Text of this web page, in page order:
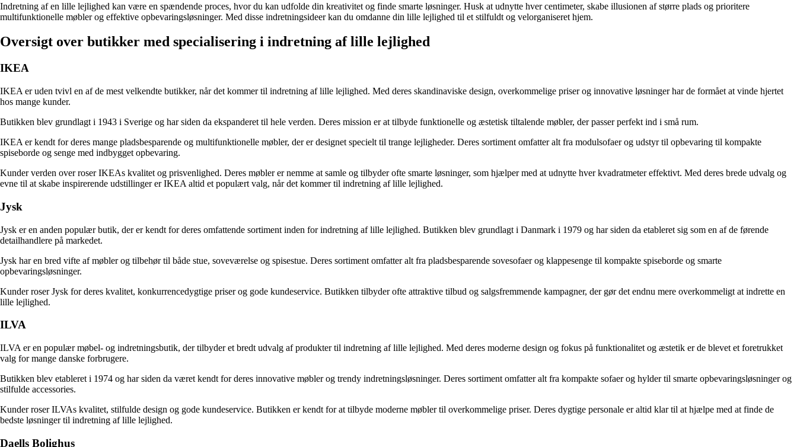
Indretning af en lille lejlighed kan være en spændende proces, hvor du kan udfolde din kreativitet og finde smarte løsninger. Husk at udnytte hver centimeter, skabe illusionen af større plads og prioritere
multifunktionelle møbler og effektive opbevaringsløsninger. Med disse indretningsideer kan du omdanne din lille lejlighed til et stilfuldt og velorganiseret hjem.
Oversigt over butikker med specialisering i indretning af lille lejlighed
IKEA
IKEA er uden tvivl en af de mest velkendte butikker, når det kommer til indretning af lille lejlighed. Med deres skandinaviske design, overkommelige priser og innovative løsninger har de formået at vinde hjertet
hos mange kunder.
Butikken blev grundlagt i 1943 i Sverige og har siden da ekspanderet til hele verden. Deres mission er at tilbyde funktionelle og æstetisk tiltalende møbler, der passer perfekt ind i små rum.
IKEA er kendt for deres mange pladsbesparende og multifunktionelle møbler, der er designet specielt til trange lejligheder. Deres sortiment omfatter alt fra modulsofaer og udstyr til opbevaring til kompakte
spiseborde og senge med indbygget opbevaring.
Kunder verden over roser IKEAs kvalitet og prisvenlighed. Deres møbler er nemme at samle og tilbyder ofte smarte løsninger, som hjælper med at udnytte hver kvadratmeter effektivt. Med deres brede udvalg og
evne til at skabe inspirerende udstillinger er IKEA altid et populært valg, når det kommer til indretning af lille lejlighed.
Jysk
Jysk er en anden populær butik, der er kendt for deres omfattende sortiment inden for indretning af lille lejlighed. Butikken blev grundlagt i Danmark i 1979 og har siden da etableret sig som en af de førende
detailhandlere på markedet.
Jysk har en bred vifte af møbler og tilbehør til både stue, soveværelse og spisestue. Deres sortiment omfatter alt fra pladsbesparende sovesofaer og klappesenge til kompakte spiseborde og smarte
opbevaringsløsninger.
Kunder roser Jysk for deres kvalitet, konkurrencedygtige priser og gode kundeservice. Butikken tilbyder ofte attraktive tilbud og salgsfremmende kampagner, der gør det endnu mere overkommeligt at indrette en
lille lejlighed.
ILVA
ILVA er en populær møbel- og indretningsbutik, der tilbyder et bredt udvalg af produkter til indretning af lille lejlighed. Med deres moderne design og fokus på funktionalitet og æstetik er de blevet et foretrukket
valg for mange danske forbrugere.
Butikken blev etableret i 1974 og har siden da været kendt for deres innovative møbler og trendy indretningsløsninger. Deres sortiment omfatter alt fra kompakte sofaer og hylder til smarte opbevaringsløsninger og
stilfulde accessories.
Kunder roser ILVAs kvalitet, stilfulde design og gode kundeservice. Butikken er kendt for at tilbyde moderne møbler til overkommelige priser. Deres dygtige personale er altid klar til at hjælpe med at finde de
bedste løsninger til indretning af lille lejlighed.
Daells Bolighus